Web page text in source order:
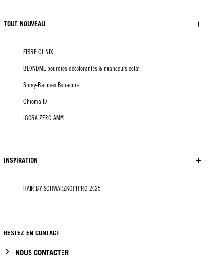
TOUT NOUVEAU
FIBRE CLINIX
BLONDME pourdres décolorantes & nuanceurs eclat
Spray-Baumes Bonacure
Chroma ID
IGORA ZERO AMM
INSPIRATION
HAIR BY SCHWARZKOPFPRO 2025
RESTEZ EN CONTACT
NOUS CONTACTER